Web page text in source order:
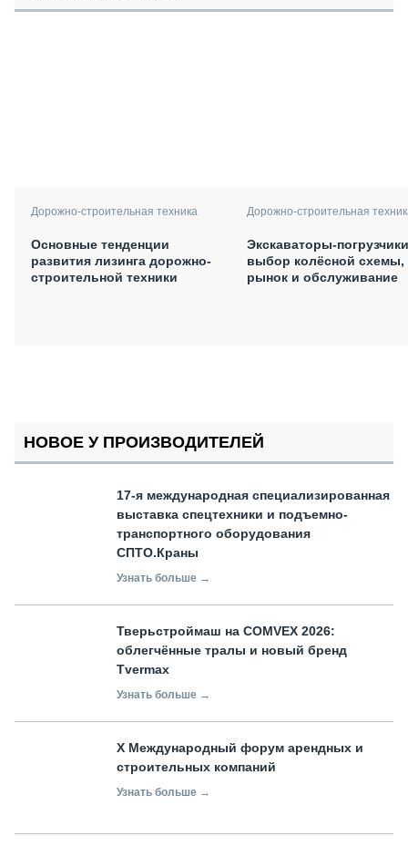
Дорожно-строительная техника
Основные тенденции
развития лизинга дорожно-
строительной техники
Дорожно-строительная
Экскаваторы-
выбор колёсной схемы,
рынок и обслуживание
НОВОЕ У ПРОИЗВОДИТЕЛЕЙ
17-я международная специализированная
выставка спецтехники и подъемно-
транспортного оборудования
СПТО.Краны
Узнать больше →
Тверьстроймаш на COMVEX 2026:
облегчённые тралы и новый бренд
Tvermax
Узнать больше →
X Международный форум арендных и
строительных компаний
Узнать больше →